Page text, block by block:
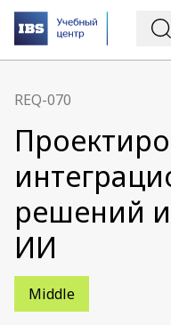
REQ-070
решений
ИИ
Middle